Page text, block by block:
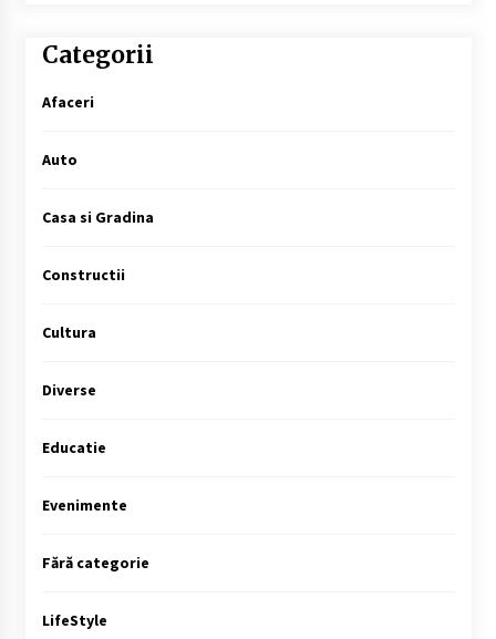
Categorii
Afaceri
Auto
Casa si Gradina
Constructii
Cultura
Diverse
Educatie
Evenimente
Fără categorie
LifeStyle